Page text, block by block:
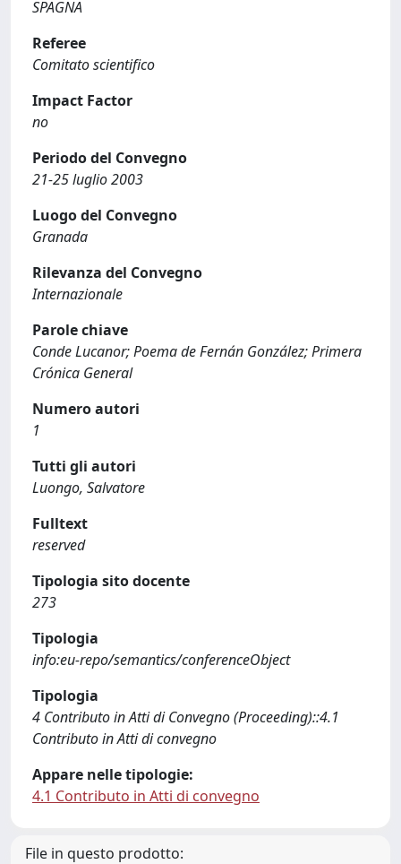
SPAGNA
Referee
Comitato scientifico
Impact Factor
no
Periodo del Convegno
21-25 luglio 2003
Luogo del Convegno
Granada
Rilevanza del Convegno
Internazionale
Parole chiave
Conde Lucanor; Poema de Fernán González; Primera
Crónica General
Numero autori
1
Tutti gli autori
Luongo, Salvatore
Fulltext
reserved
Tipologia sito docente
273
Tipologia
info:eu-repo/semantics/conferenceObject
Tipologia
4 Contributo in Atti di Convegno (Proceeding)::4.1
Contributo in Atti di convegno
Appare nelle tipologie:
4.1 Contributo in Atti di convegno
File in questo prodotto: